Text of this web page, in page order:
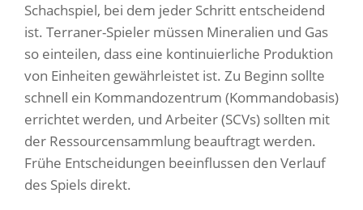
Schachspiel, bei dem jeder Schritt entscheidend
ist. Terraner-Spieler müssen Mineralien und Gas
so einteilen, dass eine kontinuierliche Produktion
von Einheiten gewährleistet ist. Zu Beginn sollte
schnell ein Kommandozentrum (Kommandobasis)
errichtet werden, und Arbeiter (SCVs) sollten mit
der Ressourcensammlung beauftragt werden.
Frühe Entscheidungen beeinflussen den Verlauf
des Spiels direkt.